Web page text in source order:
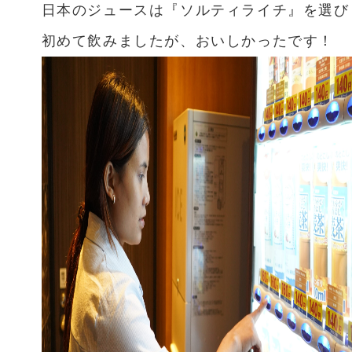
日本のジュースは『ソルティライチ』を選
初めて飲みましたが、おいしかったです！